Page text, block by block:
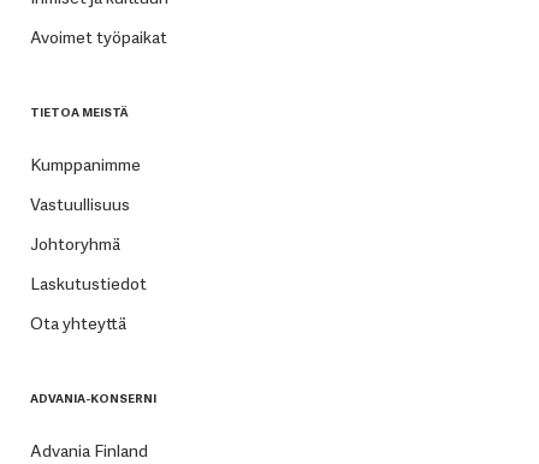
Avoimet työpaikat
TIETOA MEISTÄ
Kumppanimme
Vastuullisuus
Johtoryhmä
Laskutustiedot
Ota yhteyttä
ADVANIA-KONSERNI
Advania Finland